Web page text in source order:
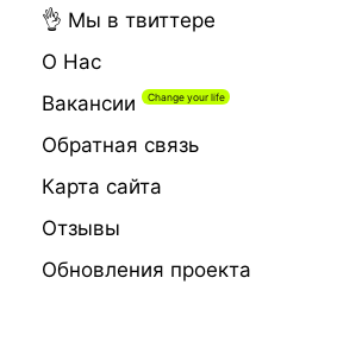
👌 Мы в твиттере
О Нас
Вакансии
Обратная связь
Карта сайта
Отзывы
Обновления проекта